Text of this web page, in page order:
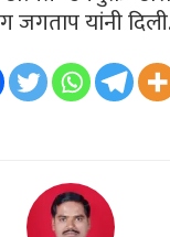
जगताप यांनी दिली.